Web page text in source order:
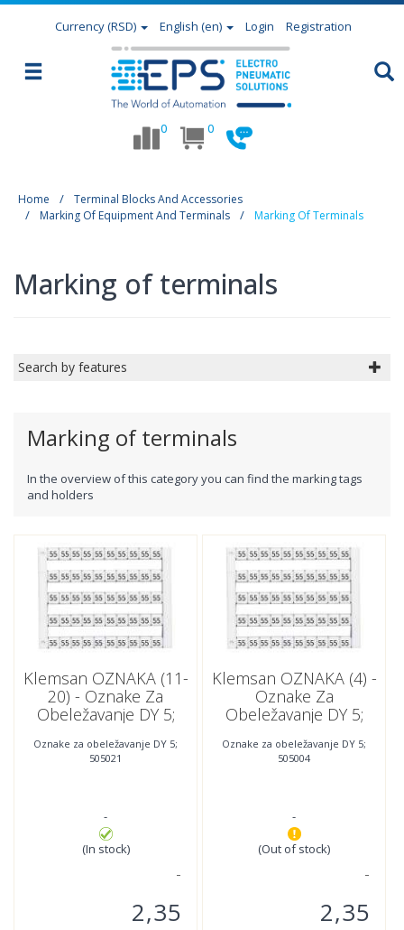
Currency(RSD) English (en) Login Registration
0 0
Home
Terminal Blocks And Accessories
Marking Of Equipment And Terminals
Marking Of Terminals
Marking of terminals
Search by features
Marking of terminals
In the overview of this category you can find the marking tags
and holders
Klemsan OZNAKA (11-
20) - Oznake Za
Obeležavanje DY 5;
Oznake za obeležavanje DY 5;
505021
-
(In stock)
2,35
Klemsan OZNAKA (4) -
Oznake Za
Obeležavanje DY 5;
Oznake za obeležavanje DY 5;
505004
-
(Out of stock)
2,35